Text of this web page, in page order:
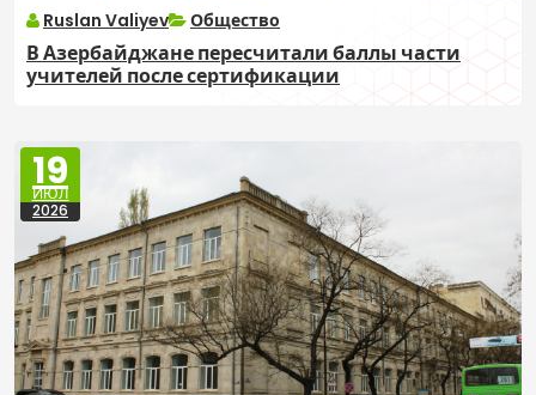
Ruslan Valiyev Общество
В Азербайджане пересчитали баллы части
учителей после сертификации
19
ИЮЛ
2026